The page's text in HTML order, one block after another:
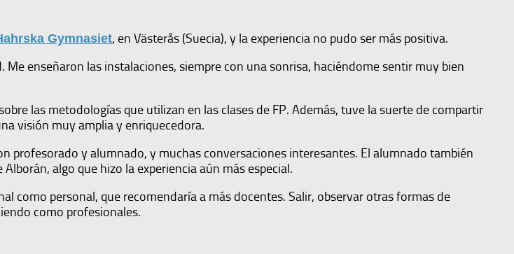
Gymnasiet, en Västerås (Suecia), y la experiencia no pudo ser más positiva.
enseñaron las instalaciones, siempre con una sonrisa, haciéndome sentir muy bien
las metodologías que utilizan en las clases de FP. Además, tuve la suerte de compartir
visión muy amplia y enriquecedora.
profesorado y alumnado, y muchas conversaciones interesantes. El alumnado también
algo que hizo la experiencia aún más especial.
como personal, que recomendaría a más docentes. Salir, observar otras formas de
como profesionales.